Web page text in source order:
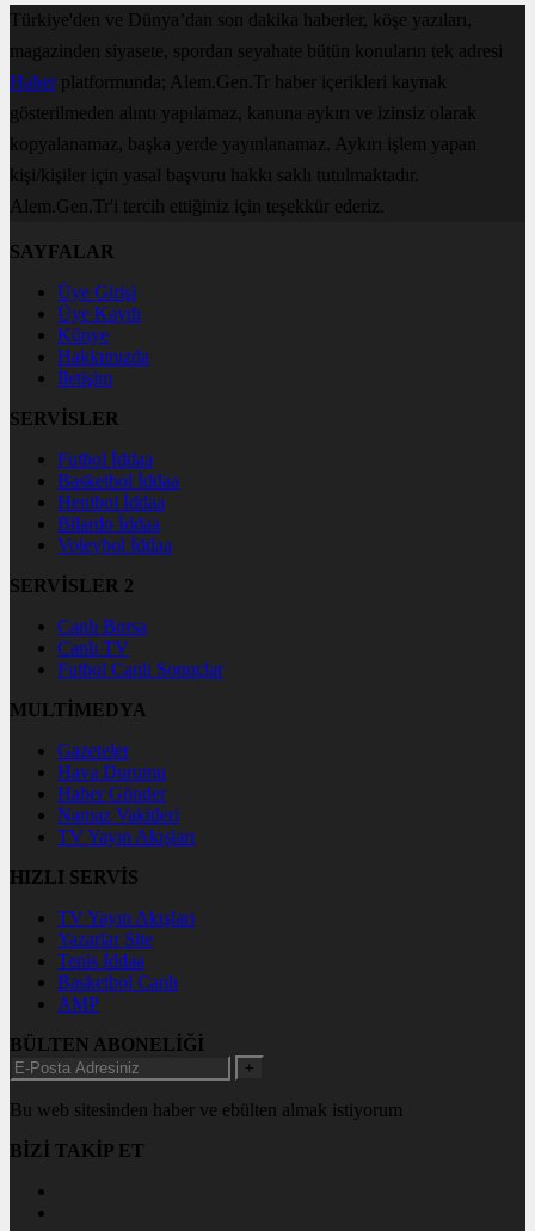
Türkiye'den ve Dünya’dan son dakika haberler, köşe yazıları,
magazinden siyasete, spordan seyahate bütün konuların tek adresi
Haberplatformunda; Alem.Gen.Tr haber içerikleri kaynak
gösterilmeden alıntı yapılamaz, kanuna aykırı ve izinsiz olarak
kopyalanamaz, başka yerde yayınlanamaz. Aykırı işlem yapan
kişi/kişiler için yasal başvuru hakkı saklı tutulmaktadır.
Alem.Gen.Tr'i tercih ettiğiniz için teşekkür ederiz.
SAYFALAR
Üye Girişi
Üye Kaydı
Künye
Hakkımızda
İletişim
SERVİSLER
Futbol İddaa
Basketbol İddaa
Hentbol İddaa
Bilardo İddaa
Voleybol İddaa
SERVİSLER 2
Canlı Borsa
Canlı TV
Futbol Canlı Sonuçlar
MULTİMEDYA
Gazeteler
Hava Durumu
Haber Gönder
Namaz Vakitleri
TV Yayın Akışları
HIZLI SERVİS
TV Yayın Akışları
Yazarlar Site
Tenis İddaa
Basketbol Canlı
AMP
BÜLTEN ABONELİĞİ
+
Bu web sitesinden haber ve ebülten almak istiyorum
BİZİ TAKİP ET